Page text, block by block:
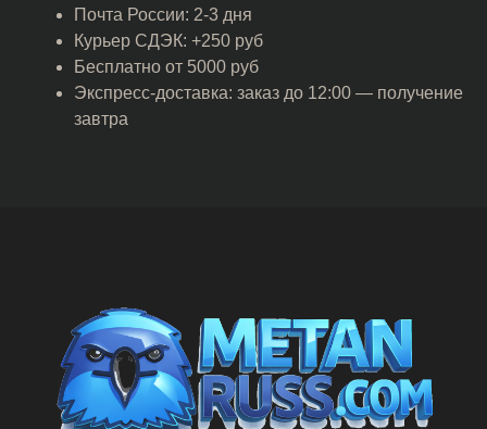
Почта России: 2-3 дня
Курьер СДЭК: +250 руб
Бесплатно от 5000 руб
Экспресс-доставка: заказ до 12:00 — получение
завтра